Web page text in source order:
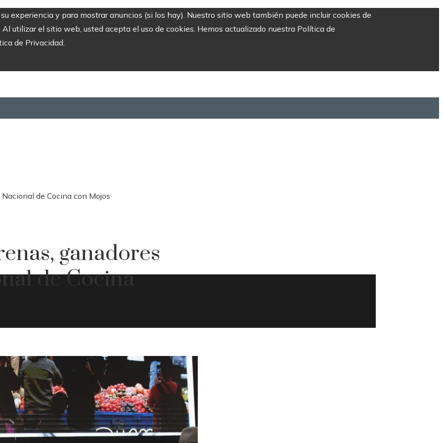
experiencia y para mostrar anuncios (si los hay). Nuestro sitio web también puede incluir cookies de
utilizar el sitio web, usted acepta el uso de cookies. Hemos actualizado nuestra Política de
de Privacidad.
de Cocina con Mojos
ganadores
de Cocina